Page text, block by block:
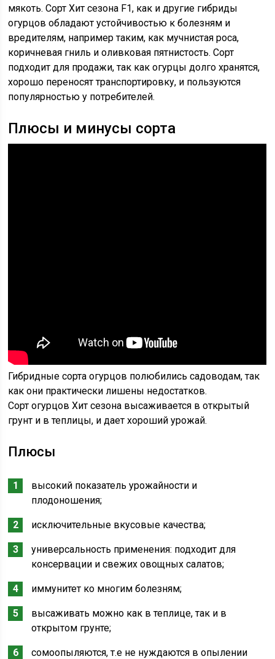
мякоть. Сорт Хит сезона F1, как и другие гибриды
огурцов обладают устойчивостью к болезням и
вредителям, например таким, как мучнистая роса,
коричневая гниль и оливковая пятнистость. Сорт
подходит для продажи, так как огурцы долго хранятся,
хорошо переносят транспортировку, и пользуются
популярностью у потребителей.
Плюсы и минусы сорта
Гибридные сорта огурцов полюбились садоводам, так
как они практически лишены недостатков.
Сорт огурцов Хит сезона высаживается в открытый
грунт и в теплицы, и дает хороший урожай.
Плюсы
высокий показатель урожайности и
плодоношения;
исключительные вкусовые качества;
универсальность применения: подходит для
консервации и свежих овощных салатов;
иммунитет ко многим болезням;
высаживать можно как в теплице, так и в
открытом грунте;
сомоопыляются, т.е не нуждаются в опылении